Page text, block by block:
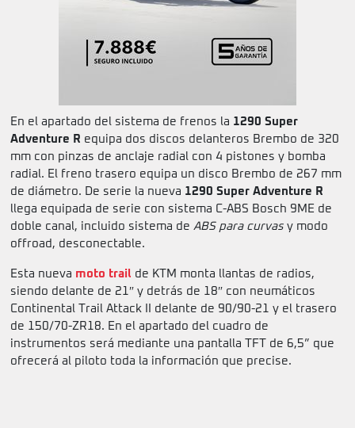
En el apartado del sistema de frenos la 1290 Super
Adventure R equipa dos discos delanteros Brembo de 320
mm con pinzas de anclaje radial con 4 pistones y bomba
radial. El freno trasero equipa un disco Brembo de 267 mm
de diámetro. De serie la nueva 1290 Super Adventure R
llega equipada de serie con sistema C-ABS Bosch 9ME de
doble canal, incluido sistema de ABS para curvas y modo
offroad, desconectable.
Esta nueva moto trail de KTM monta llantas de radios,
siendo delante de 21″ y detrás de 18″ con neumáticos
Continental Trail Attack II delante de 90/90-21 y el trasero
de 150/70-ZR18. En el apartado del cuadro de
instrumentos será mediante una pantalla TFT de 6,5” que
ofrecerá al piloto toda la información que precise.